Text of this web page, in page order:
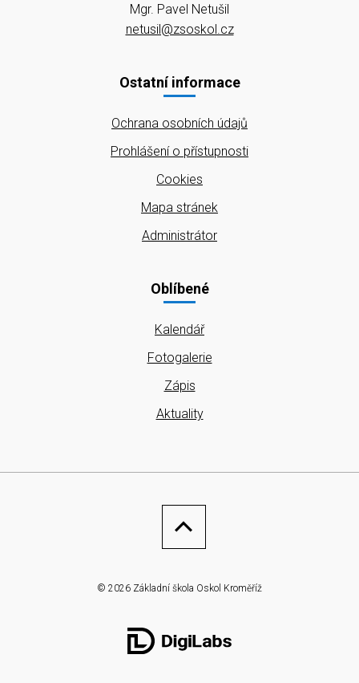
Mgr. Pavel Netušil
netusil@zsoskol.cz
Ostatní informace
Ochrana osobních údajů
Prohlášení o přístupnosti
Cookies
Mapa stránek
Administrátor
Oblíbené
Kalendář
Fotogalerie
Zápis
Aktuality
© 2026 Základní škola Oskol Kroměříž